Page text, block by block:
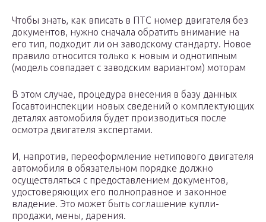
Чтобы знать, как вписать в ПТС номер двигателя без
документов, нужно сначала обратить внимание на
его тип, подходит ли он заводскому стандарту. Новое
правило относится только к новым и однотипным
(модель совпадает с заводским вариантом) моторам
В этом случае, процедура внесения в базу данных
Госавтоинспекции новых сведений о комплектующих
деталях автомобиля будет производиться после
осмотра двигателя экспертами.
И, напротив, переоформление нетипового двигателя
автомобиля в обязательном порядке должно
осуществляться с предоставлением документов,
удостоверяющих его полноправное и законное
владение. Это может быть соглашение купли-
продажи, мены, дарения.